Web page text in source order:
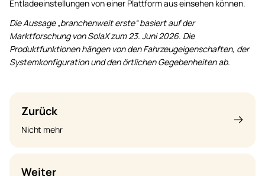
Entladeeinstellungen von einer Plattform aus einsehen können.
Die Aussage „branchenweit erste“ basiert auf der
Marktforschung von SolaX zum 23. Juni 2026. Die
Produktfunktionen hängen von den Fahrzeugeigenschaften, der
Systemkonfiguration und den örtlichen Gegebenheiten ab.
Zurück
Nicht mehr
Weiter